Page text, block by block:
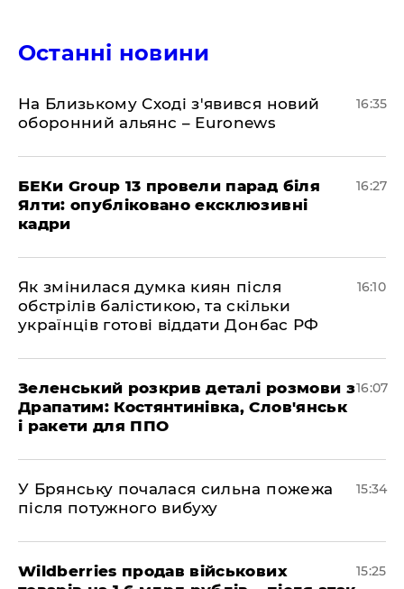
Останні новини
На Близькому Сході з'явився новий
оборонний альянс – Euronews
16:35
БЕКи Group 13 провели парад біля
Ялти: опубліковано ексклюзивні
кадри
16:27
Як змінилася думка киян після
обстрілів балістикою, та скільки
українців готові віддати Донбас РФ
16:10
Зеленський розкрив деталі розмови з
Драпатим: Костянтинівка, Слов'янськ
і ракети для ППО
16:07
У Брянську почалася сильна пожежа
після потужного вибуху
15:34
Wildberries продав військових
15:25